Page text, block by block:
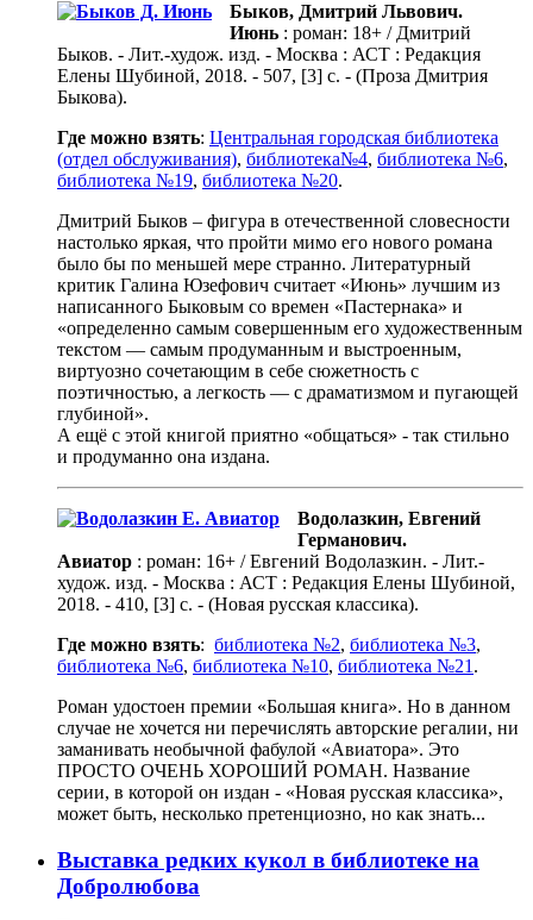
Быков, Дмитрий Львович.
Июнь : роман: 18+ / Дмитрий
Быков. - Лит.-худож. изд. - Mосква : АСТ : Редакция
Елены Шубиной, 2018. - 507, [3] с. - (Проза Дмитрия
Быкова).
Где можно взять: Центральная городская библиотека
(отдел обслуживания), библиотека№4, библиотека №6,
библиотека №19, библиотека №20.
Дмитрий Быков – фигура в отечественной словесности
настолько яркая, что пройти мимо его нового романа
было бы по меньшей мере странно. Литературный
критик Галина Юзефович считает «Июнь» лучшим из
написанного Быковым со времен «Пастернака» и
«определенно самым совершенным его художественным
текстом — самым продуманным и выстроенным,
виртуозно сочетающим в себе сюжетность с
поэтичностью, а легкость — с драматизмом и пугающей
глубиной».
А ещё с этой книгой приятно «общаться» - так стильно
и продуманно она издана.
Водолазкин, Евгений
Германович.
Авиатор : роман: 16+ / Евгений Водолазкин. - Лит.-
худож. изд. - Москва : АСТ : Редакция Елены Шубиной,
2018. - 410, [3] с. - (Новая русская классика).
Где можно взять: библиотека №2, библиотека №3,
библиотека №6, библиотека №10, библиотека №21 .
Роман удостоен премии «Большая книга». Но в данном
случае не хочется ни перечислять авторские регалии, ни
заманивать необычной фабулой «Авиатора». Это
ПРОСТО ОЧЕНЬ ХОРОШИЙ РОМАН. Название
серии, в которой он издан - «Новая русская классика»,
может быть, несколько претенциозно, но как знать...
Выставка редких кукол в библиотеке на
Добролюбова